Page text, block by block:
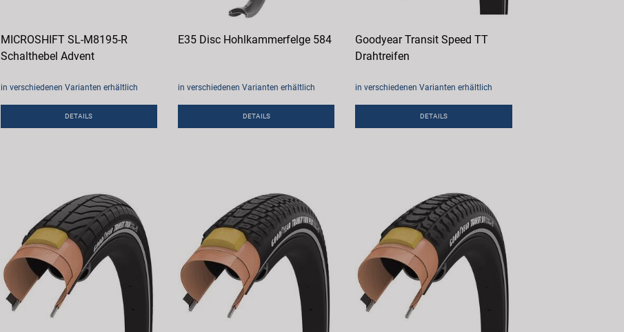
MICROSHIFT SL-M8195-R
Schalthebel Advent
in verschiedenen Varianten erhältlich
DETAILS
E35 Disc Hohlkammerfelge 584
in verschiedenen Varianten erhältlich
DETAILS
Goodyear Transit Speed TT
Drahtreifen
in verschiedenen Varianten erhältlich
DETAILS